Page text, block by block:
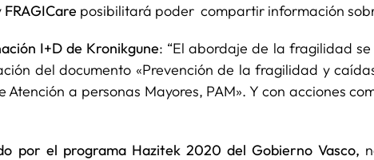
FRAGICare posibilitará poder compartir información
I+D de Kronikgune: “El abordaje de la fragilidad
del documento «Prevención de la fragilidad y
a personas Mayores, PAM». Y con acciones
por el programa Hazitek 2020 del Gobierno Vasco,